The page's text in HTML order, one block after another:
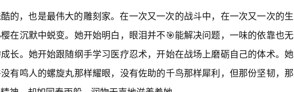
的，也是最伟大的雕刻家。在一次又一次的战斗中，在一次又一次的生
在沉默中蜕变。她开始明白，眼泪并不🎯能解决问题，一味的依靠也无
长。她开始跟随纲手学习医疗忍术，开始在战场上磨砺自己的体术。她
有鸣人的螺旋丸那样耀眼，没有佐助的千鸟那样犀利，但那份坚韧，那